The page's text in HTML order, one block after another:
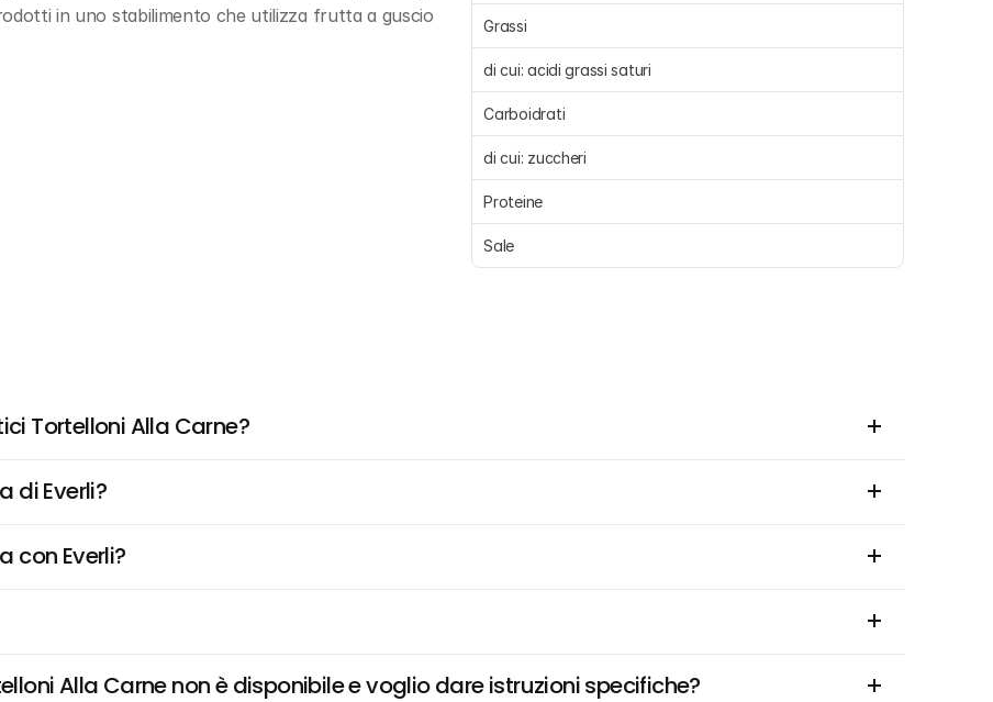
in uno stabilimento che utilizza frutta a guscio
Grassi
di cui: acidi grassi saturi
Carboidrati
di cui: zuccheri
Proteine
Sale
Tortelloni Alla Carne?
di Everli?
con Everli?
Alla Carne non è disponibile e voglio dare istruzioni specifiche?